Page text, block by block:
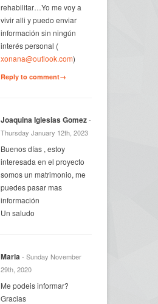
rehabilitar…Yo me voy a
vivir alli y puedo enviar
información sin ningún
interés personal (
xonana@outlook.com)
Reply to comment→
Joaquina Iglesias Gomez-
Thursday January 12th, 2023
Buenos días , estoy
interesada en el proyecto
somos un matrimonio, me
puedes pasar mas
información
Un saludo
Maria- Sunday November
29th, 2020
Me podeis informar?
Gracias